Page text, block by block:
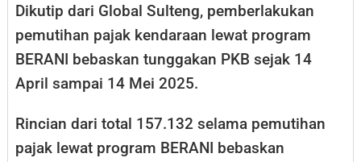
Dikutip dari Global Sulteng, pemberlakukan
pemutihan pajak kendaraan lewat program
BERANI bebaskan tunggakan PKB sejak 14
April sampai 14 Mei 2025.
Rincian dari total 157.132 selama pemutihan
pajak lewat program BERANI bebaskan